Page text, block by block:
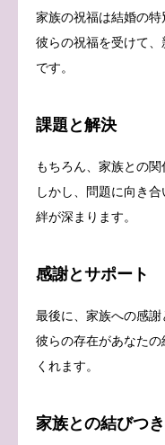
家族の祝福は結婚の特
彼らの祝福を受けて
です。
課題と解決
もちろん、家族との関
しかし、問題に向き
絆が深まります。
感謝とサポート
最後に、家族への感謝
彼らの存在があなた
くれます。
家族との結びつき